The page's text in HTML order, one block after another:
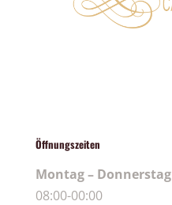
Öffnungszeiten
Montag – Donnerstag
08:00-00:00